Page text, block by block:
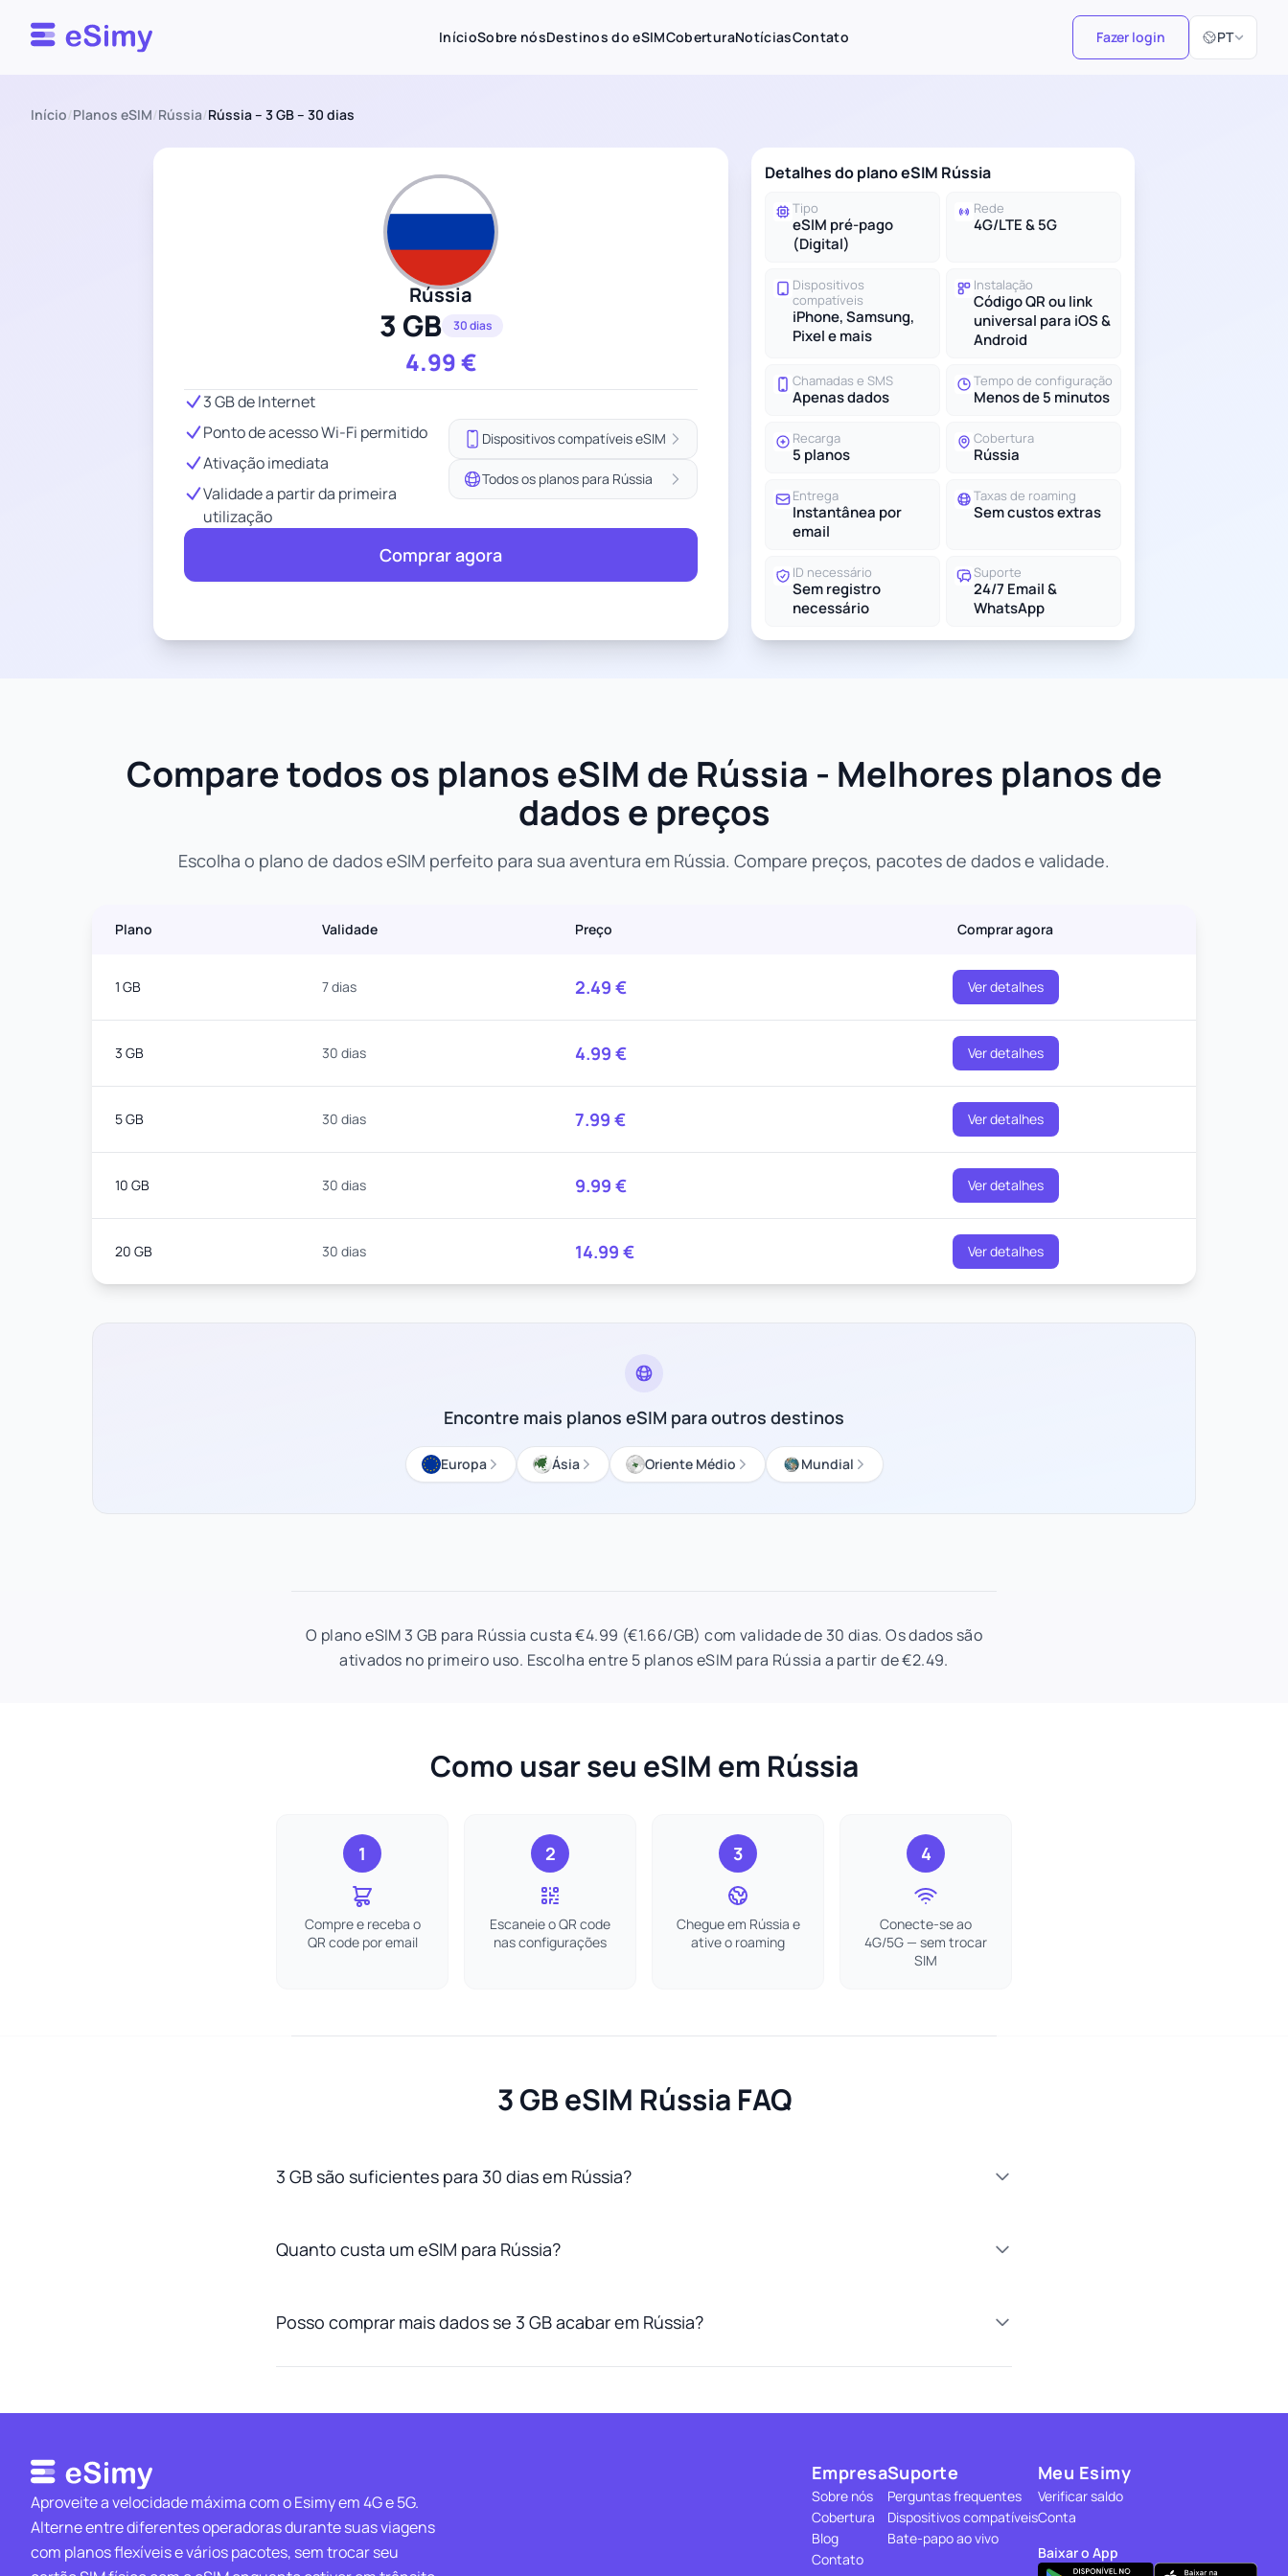
Esimy InícioSobre nósDestinos do eSIMCoberturaNotíciasContato Fazer login PT
Selecionar
Início/Planos eSIM/Rússia/Rússia – 3 GB – 30 dias
Rússia
3 GB 30 dias
4.99€
3 GB de Internet
Ponto de acesso Wi-Fi permitido
Ativação imediata
Validade a partir da primeira
utilização
Dispositivos compatíveis eSIM
Todos os planos para Rússia
Comprar agora
Detalhes do plano eSIM Rússia
Tipo
eSIM pré-pago
(Digital)
Rede
4G/LTE & 5G
Dispositivos
compatíveis
iPhone, Samsung,
Pixel e mais
Instalação
Código QR ou link
universal para iOS &
Android
Chamadas e SMS
Apenas dados
Tempo de configuração
Menos de 5 minutos
Recarga
5 planos
Cobertura
Rússia
Entrega
Instantânea por
email
Taxas de roaming
Sem custos extras
ID necessário
Sem registro
necessário
Suporte
24/7 Email &
WhatsApp
Compare todos os planos eSIM de Rússia - Melhores planos de
dados e preços
Escolha o plano de dados eSIM perfeito para sua aventura em Rússia. Compare preços, pacotes de dados e validade.
Plano Validade Preço Comprar agora
1 GB 7 dias 2.49 € Ver detalhes
3 GB 30 dias 4.99 € Ver detalhes
5 GB 30 dias 7.99 € Ver detalhes
10 GB 30 dias 9.99 € Ver detalhes
20 GB 30 dias 14.99 € Ver detalhes
Encontre mais planos eSIM para outros destinos
Europa Ásia Oriente Médio Mundial
O plano eSIM 3 GB para Rússia custa €4.99 (€1.66/GB) com validade de 30 dias. Os dados são
ativados no primeiro uso. Escolha entre 5 planos eSIM para Rússia a partir de €2.49.
Como usar seu eSIM em Rússia
1
Compre e receba o
QR code por email
2
Escaneie o QR code
nas configurações
3
Chegue em Rússia e
ative o roaming
4
Conecte-se ao
4G/5G — sem trocar
SIM
3 GB eSIM Rússia FAQ
3 GB são suficientes para 30 dias em Rússia?
Quanto custa um eSIM para Rússia?
Posso comprar mais dados se 3 GB acabar em Rússia?
Aproveite a velocidade máxima com o Esimy em 4G e 5G.
Alterne entre diferentes operadoras durante suas viagens
com planos flexíveis e vários pacotes, sem trocar seu
Empresa
Sobre nós
Cobertura
Blog
Contato
Suporte
Perguntas frequentes
Dispositivos compatíveis
Bate-papo ao vivo
Meu Esimy
Verificar saldo
Conta
Baixar o App